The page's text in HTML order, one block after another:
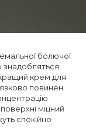
болючої
знадобляться
кращий крем для
повинен
міцний
спокійно